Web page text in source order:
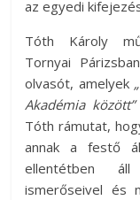
az egyedi
Tóth Károly
Tornyai
olvasót, amelyek
Akadémia között”
Tóth rámutat,
annak a festő
ellentétben áll
ismerőseivel és